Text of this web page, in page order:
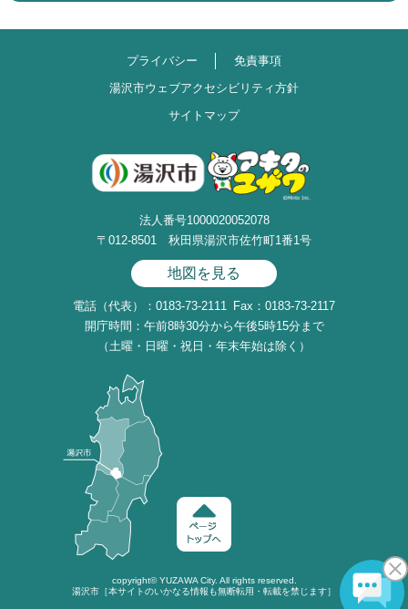
プライバシー
免責事項
湯沢市ウェブアクセシビリティ方針
サイトマップ
法人番号1000020052078
〒012-8501 秋田県湯沢市佐竹町1番1号
地図を見る
電話（代表）：0183-73-2111 Fax：0183-73-2117
開庁時間：午前8時30分から午後5時15分まで
（土曜・日曜・祝日・年末年始は除く）
copyright©YUZAWACity. All rights reserved.
湯沢市［本サイトのいかなる情報も無断転用・転載を禁じます］